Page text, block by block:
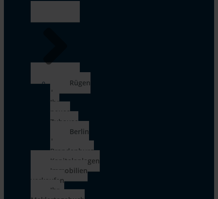
Rügen
|
Ihr
neues
Zuhause
Berlin
|
Brandenburg
Kapitalanlagen
Immobilien
verkaufen
Ihr